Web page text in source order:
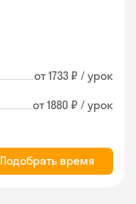
от 1733 ₽ / урок
от 1880 ₽ / урок
Подобрать время